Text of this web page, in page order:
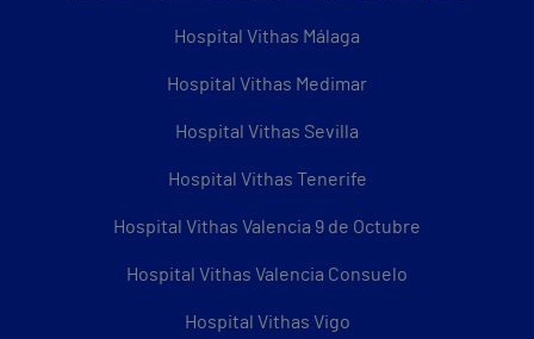
Hospital Vithas Málaga
Hospital Vithas Medimar
Hospital Vithas Sevilla
Hospital Vithas Tenerife
Hospital Vithas Valencia 9 de Octubre
Hospital Vithas Valencia Consuelo
Hospital Vithas Vigo